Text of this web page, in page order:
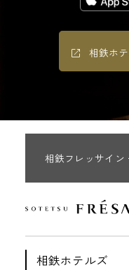
相鉄ホ
相鉄フレッサイン
相鉄ホテルズ